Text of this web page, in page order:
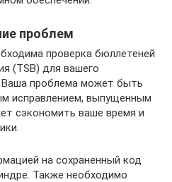
проблем
проверка бюллетеней
(TSB) для вашего
Ваша проблема может быть
исправлением, выпущенным
сэкономить ваше время и
на сохраненный код
Также необходимо